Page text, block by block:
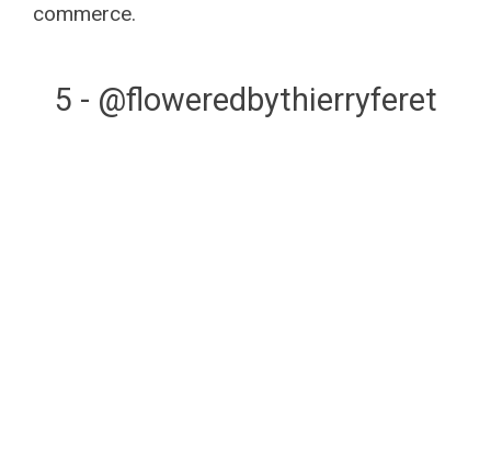
commerce.
5 - @floweredbythierryferet